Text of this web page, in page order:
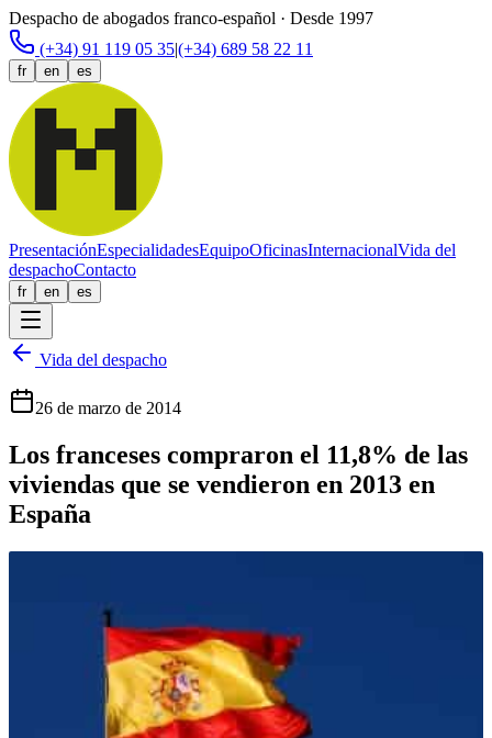
Despacho de abogados franco-español · Desde 1997
(+34) 91 119 05 35|(+34) 689 58 22 11
fr en es
PresentaciónEspecialidadesEquipoOficinasInternacionalVida del
despachoContacto
fr en es
Vida del despacho
26 de marzo de 2014
Los franceses compraron el 11,8% de las
viviendas que se vendieron en 2013 en
España